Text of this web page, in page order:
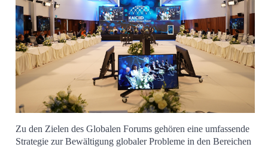
Zu den Zielen des Globalen Forums gehören eine umfassende
Strategie zur Bewältigung globaler Probleme in den Bereichen